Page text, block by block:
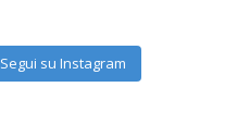
Segui su Instagram